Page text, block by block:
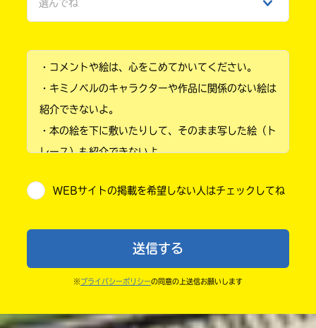
ひみつ
選んでね
小学2年
小学4年
小学6年
中学1年
高校生以上
・コメントや絵は、心をこめてかいてください。
・キミノベルのキャラクターや作品に関係のない絵は
紹介できないよ。
・本の絵を下に敷いたりして、そのまま写した絵（ト
レース）も紹介できないよ。
・送ってからすぐには紹介されないので、待ってて
ならないよう気をつけてね。
・キャンペーン開催中は、投稿した後の画面にバナー
・ポプラ社の宣伝物で紹介させてもらうことがある
WEBサイトの掲載を希望しない人はチェックしてね
送信する
※ プライバシーポリシーの同意の上送信お願いします